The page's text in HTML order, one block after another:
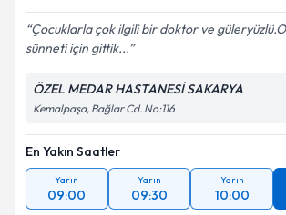
Çocuklarla çok ilgili bir doktor ve
sünneti için gittik...
ÖZEL MEDAR HASTANESİ SAKARYA
Kemalpaşa, Bağlar Cd. No:116
En Yakın Saatler
Yarın
09:00
Yarın
09:30
Yarın
10:00